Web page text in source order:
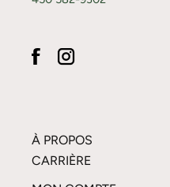
À PROPOS
CARRIÈRE